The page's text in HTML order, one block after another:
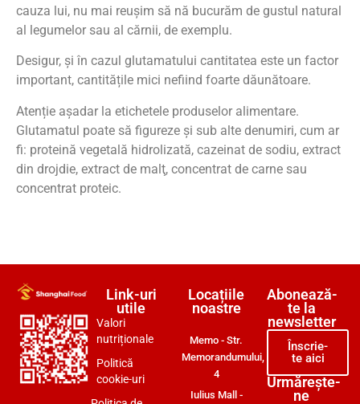
cauza lui, nu mai reușim să nă bucurăm de gustul natural
al legumelor sau al cărnii, de exemplu.
Desigur, și în cazul glutamatului cantitatea este un factor
important, cantitățile mici nefiind foarte dăunătoare.
Atenție așadar la etichetele produselor alimentare.
Glutamatul poate să figureze și sub alte denumiri, cum ar
fi: proteină vegetală hidrolizată, cazeinat de sodiu, extract
din drojdie, extract de malţ, concentrat de carne sau
concentrat proteic.
Link-uri
utile
Valori
nutriționale
Politică
cookie-uri
Locațiile
noastre
Memo - Str.
Memorandumului,
4
Iulius Mall -
Abonează-
te la
newsletter
Înscrie-
te aici
Urmărește-
ne